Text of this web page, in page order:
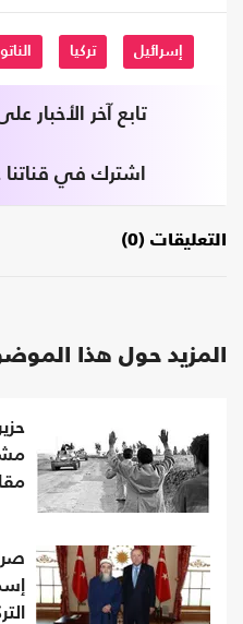
إسرائيل تركيا الناتو
تابع آخر الأخبار
اشترك في قناتنا
التعليقات (0)
المزيد حول هذا